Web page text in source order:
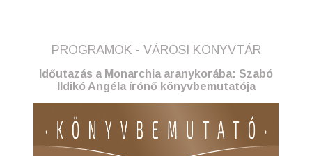
PROGRAMOK - VÁROSI KÖNYVTÁR
Időutazás a Monarchia aranykorába: Szabó
Ildikó Angéla írónő könyvbemutatója